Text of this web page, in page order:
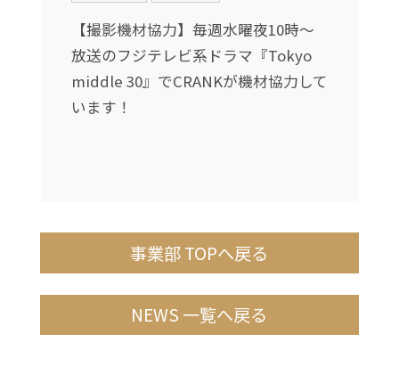
【撮影機材協力】毎週水曜夜10時〜
放送のフジテレビ系ドラマ『Tokyo
middle 30』でCRANKが機材協力して
います！
事業部 TOPへ戻る
NEWS 一覧へ戻る